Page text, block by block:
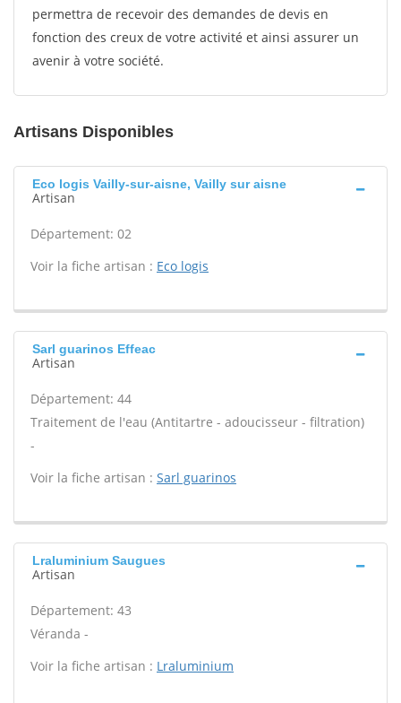
permettra de recevoir des demandes de devis en
fonction des creux de votre activité et ainsi assurer un
avenir à votre société.
Artisans Disponibles
Eco logis Vailly-sur-aisne, Vailly sur aisne
Artisan
Département: 02
Voir la fiche artisan : Eco logis
Sarl guarinos Effeac
Artisan
Département: 44
Traitement de l'eau (Antitartre - adoucisseur - filtration)
-
Voir la fiche artisan : Sarl guarinos
Lraluminium Saugues
Artisan
Département: 43
Véranda -
Voir la fiche artisan : Lraluminium